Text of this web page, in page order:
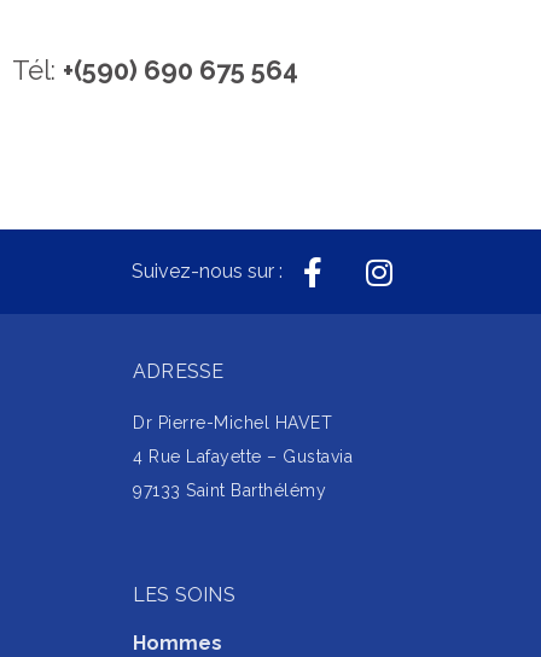
Tél: +(590) 690 675 564
Suivez-nous sur :
ADRESSE
Dr Pierre-Michel HAVET
4 Rue Lafayette – Gustavia
97133 Saint Barthélémy
LES SOINS
Hommes